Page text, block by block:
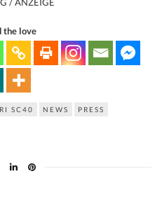
the love
SC40 NEWS
PRESS